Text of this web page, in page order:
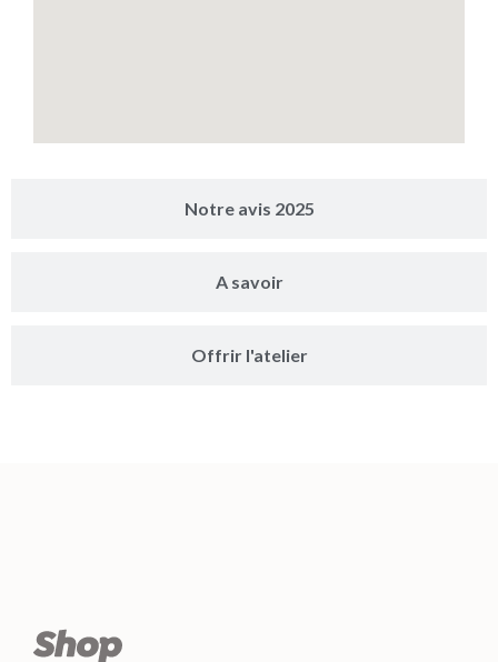
Notre avis 2025
A savoir
Offrir l'atelier